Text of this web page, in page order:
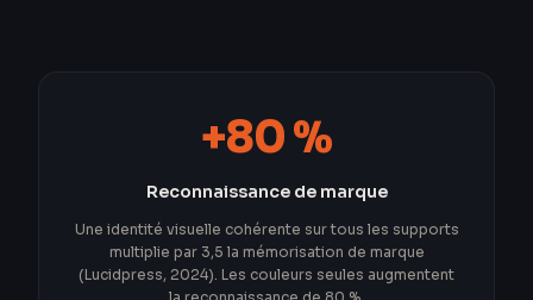
+80 %
Reconnaissance de marque
Une identité visuelle cohérente sur tous les supports
multiplie par 3,5 la mémorisation de marque
(Lucidpress, 2024). Les couleurs seules augmentent